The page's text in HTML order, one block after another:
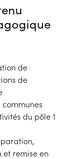
de
de
communes
du pôle 1
et remise en